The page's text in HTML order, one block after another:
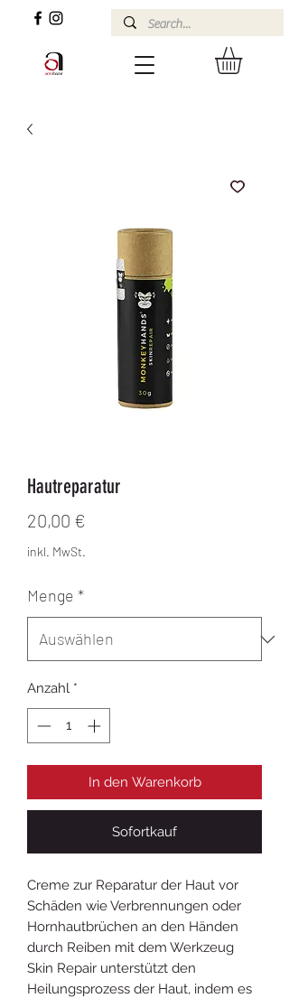
Hautreparatur
20,00 €
inkl. MwSt.
Menge *
Anzahl *
In den Warenkorb
Sofortkauf
Creme zur Reparatur der Haut vor
Schäden wie Verbrennungen oder
Hornhautbrüchen an den Händen
durch Reiben mit dem Werkzeug
Skin Repair unterstützt den
Heilungsprozess der Haut, indem es